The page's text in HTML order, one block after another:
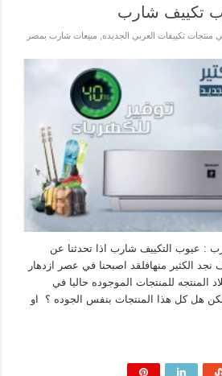
تكييف شارب
تكييفات العربي الجديده, مبيعات شارب بمصر
: عيوب التكييف شارب اذا تحدثنا عن
الكثير منهافلقد اصبحنا في عصر ازدهار
المنتجه للمنتجات الموجوده حاليا في
هل كل هذا المنتجات بنفس الجوده ؟ او